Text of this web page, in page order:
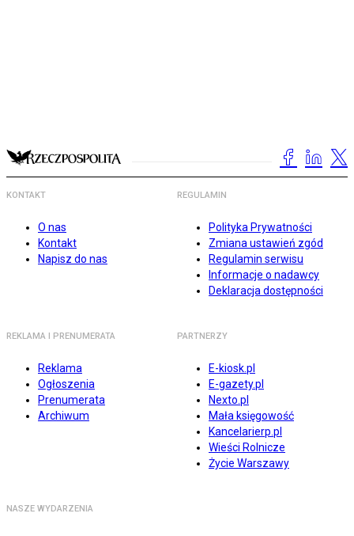
KONTAKT
O nas
Kontakt
Napisz do nas
REGULAMIN
Polityka Prywatności
Zmiana ustawień zgód
Regulamin serwisu
Informacje o nadawcy
Deklaracja dostępności
REKLAMA I PRENUMERATA
Reklama
Ogłoszenia
Prenumerata
Archiwum
PARTNERZY
E-kiosk.pl
E-gazety.pl
Nexto.pl
Mała księgowość
Kancelarierp.pl
Wieści Rolnicze
Życie Warszawy
NASZE WYDARZENIA